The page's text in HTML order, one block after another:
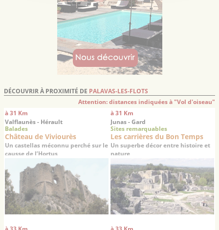
DÉCOUVRIR À PROXIMITÉ DE PALAVAS-LES-FLOTS
Attention: distances indiquées à "Vol d'oiseau"
à 31 Km
Valflaunès - Hérault
Balades
Château de Viviourès
Un castellas méconnu perché sur le
causse de l’Hortus
à 31 Km
Junas - Gard
Sites remarquables
Les carrières du Bon Temps
Un superbe décor entre histoire et
nature